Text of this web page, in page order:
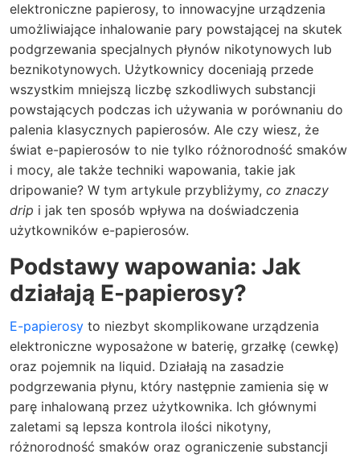
elektroniczne papierosy, to innowacyjne urządzenia
umożliwiające inhalowanie pary powstającej na skutek
podgrzewania specjalnych płynów nikotynowych lub
beznikotynowych. Użytkownicy doceniają przede
wszystkim mniejszą liczbę szkodliwych substancji
powstających podczas ich używania w porównaniu do
palenia klasycznych papierosów. Ale czy wiesz, że
świat e-papierosów to nie tylko różnorodność smaków
i mocy, ale także techniki wapowania, takie jak
dripowanie? W tym artykule przybliżymy, co znaczy
drip i jak ten sposób wpływa na doświadczenia
użytkowników e-papierosów.
Podstawy wapowania: Jak
działają E-papierosy?
E-papierosy to niezbyt skomplikowane urządzenia
elektroniczne wyposażone w baterię, grzałkę (cewkę)
oraz pojemnik na liquid. Działają na zasadzie
podgrzewania płynu, który następnie zamienia się w
parę inhalowaną przez użytkownika. Ich głównymi
zaletami są lepsza kontrola ilości nikotyny,
różnorodność smaków oraz ograniczenie substancji